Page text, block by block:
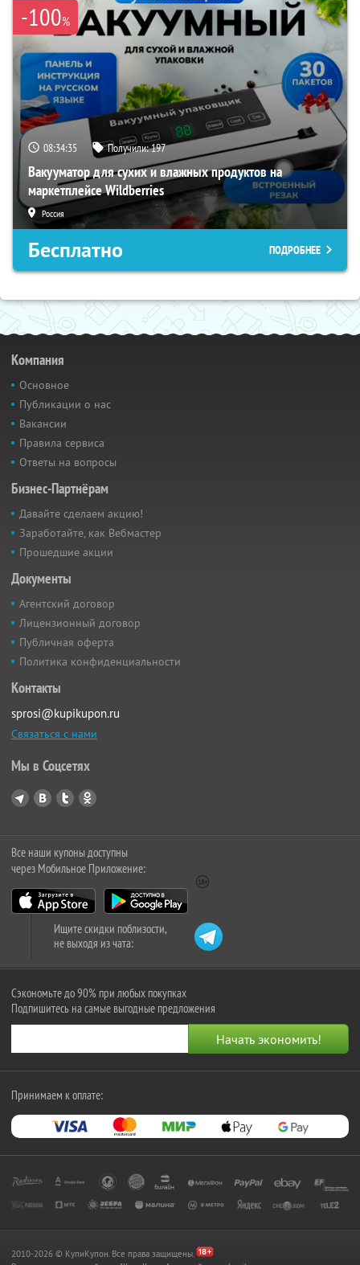
-100%
08:34:34 Получили:197
Вакууматор для сухих и влажных продуктов на
маркетплейсе Wildberries
Россия
Бесплатно ПОДРОБНЕЕ
Компания
Основное
Публикации о нас
Вакансии
Правила сервиса
Ответы на вопросы
Бизнес-Партнёрам
Давайте сделаем акцию!
Заработайте, как Вебмастер
Прошедшие акции
Документы
Агентский договор
Лицензионный договор
Публичная оферта
Политика конфиденциальности
Контакты
sprosi@kupikupon.ru
Связаться с нами
Мы в Соцсетях
Все наши купоны доступны
через Мобильное Приложение:
Ищите скидки поблизости,
не выходя из чата:
Сэкономьте до 90% при любых покупках
Подпишитесь на самые выгодные предложения
Принимаем к оплате:
2010-2026 © КупиКупон. Все права защищены.